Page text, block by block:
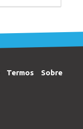
Termos
Sobre